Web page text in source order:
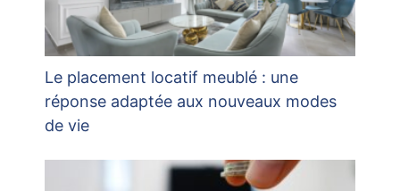
Le placement locatif meublé : une
réponse adaptée aux nouveaux modes
de vie